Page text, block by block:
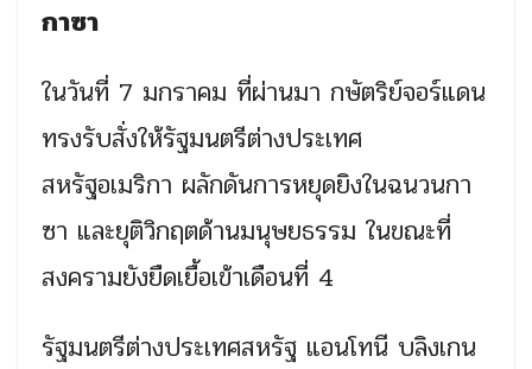
กาซา
ในวันที่ 7 มกราคม ที่ผ่านมา กษัตริย์จอร์แดน
ทรงรับสั่งให้รัฐมนตรีต่างประเทศ
สหรัฐอเมริกา ผลักดันการหยุดยิงในฉนวนกา
ซา และยุติวิกฤตด้านมนุษยธรรม ในขณะที่
สงครามยังยืดเยื้อเข้าเดือนที่ 4
รัฐมนตรีต่างประเทศสหรัฐ แอนโทนี บลิงเกน